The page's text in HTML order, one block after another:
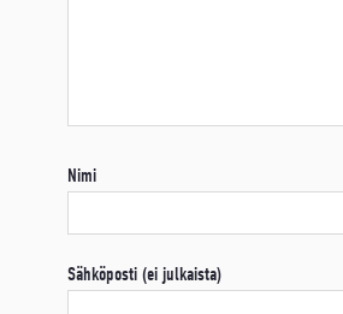
Nimi
Sähköposti (ei julkaista)